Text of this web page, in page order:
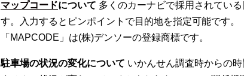
マップコードについて 多くのカーナビで採用されてい
す。入力するとピンポイントで目的地を指定可能です。
「MAPCODE」は(株)デンソーの登録商標です。
駐車場の状況の変化について いかんせん調査時からの